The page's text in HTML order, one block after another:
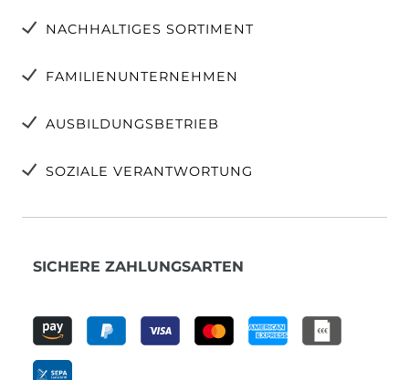
NACHHALTIGES SORTIMENT
FAMILIENUNTERNEHMEN
AUSBILDUNGSBETRIEB
SOZIALE VERANTWORTUNG
SICHERE ZAHLUNGSARTEN